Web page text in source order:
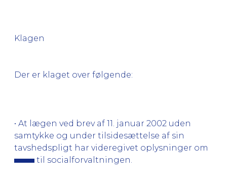
Klagen
Der er klaget over følgende:
• At lægen ved brev af 11. januar 2002 uden
samtykke og under tilsidesættelse af sin
tavshedspligt har videregivet oplysninger om
til socialforvaltningen.